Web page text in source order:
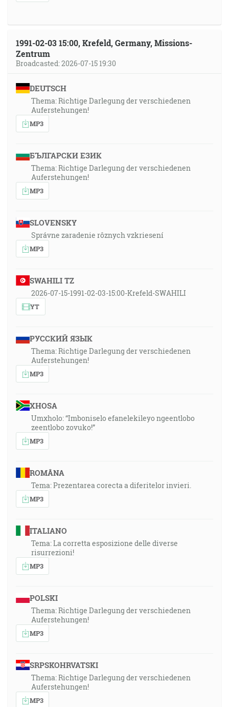
1991-02-03 15:00, Krefeld, Germany, Missions-
Zentrum
Broadcasted: 2026-07-15 19:30
DEUTSCH
Thema: Richtige Darlegung der verschiedenen
Auferstehungen!
MP3
БЪЛГАРСКИ ЕЗИК
Thema: Richtige Darlegung der verschiedenen
Auferstehungen!
MP3
SLOVENSKY
Správne zaradenie rôznych vzkriesení
MP3
SWAHILI TZ
2026-07-15-1991-02-03-15:00-Krefeld-SWAHILI
YT
РУССКИЙ ЯЗЫК
Thema: Richtige Darlegung der verschiedenen
Auferstehungen!
MP3
XHOSA
Umxholo: “Imboniselo efanelekileyo ngeentlobo
zeentlobo zovuko!”
MP3
ROMÂNA
Tema: Prezentarea corecta a diferitelor invieri.
MP3
ITALIANO
Tema: La corretta esposizione delle diverse
risurrezioni!
MP3
POLSKI
Thema: Richtige Darlegung der verschiedenen
Auferstehungen!
MP3
SRPSKOHRVATSKI
Thema: Richtige Darlegung der verschiedenen
Auferstehungen!
MP3